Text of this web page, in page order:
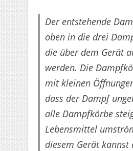
Der entstehende
oben in die drei
die über dem Gerät
werden. Die
mit kleinen
dass der Dampf
alle Dampfkörbe
Lebensmittel
diesem Gerät